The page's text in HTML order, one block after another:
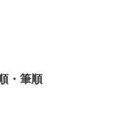
・筆順